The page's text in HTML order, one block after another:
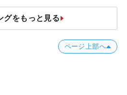
グをもっと見る
ページ上部へ